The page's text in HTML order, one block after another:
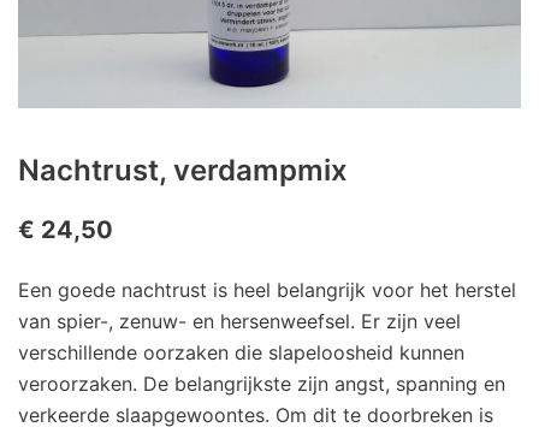
Nachtrust, verdampmix
€ 24,50
Een goede nachtrust is heel belangrijk voor het herstel
van spier-, zenuw- en hersenweefsel. Er zijn veel
verschillende oorzaken die slapeloosheid kunnen
veroorzaken. De belangrijkste zijn angst, spanning en
verkeerde slaapgewoontes. Om dit te doorbreken is